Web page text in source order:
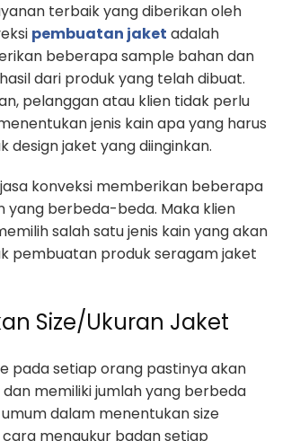
terbaik yang diberikan oleh
pembuatan jaket adalah
beberapa sample bahan dan
dari produk yang telah dibuat.
pelanggan atau klien tidak perlu
jenis kain apa yang harus
design jaket yang diinginkan.
konveksi memberikan beberapa
yang berbeda-beda. Maka klien
salah satu jenis kain yang akan
pembuatan produk seragam jaket
Size/Ukuran Jaket
pada setiap orang pastinya akan
memiliki jumlah yang berbeda
dalam menentukan size
mengukur badan setiap